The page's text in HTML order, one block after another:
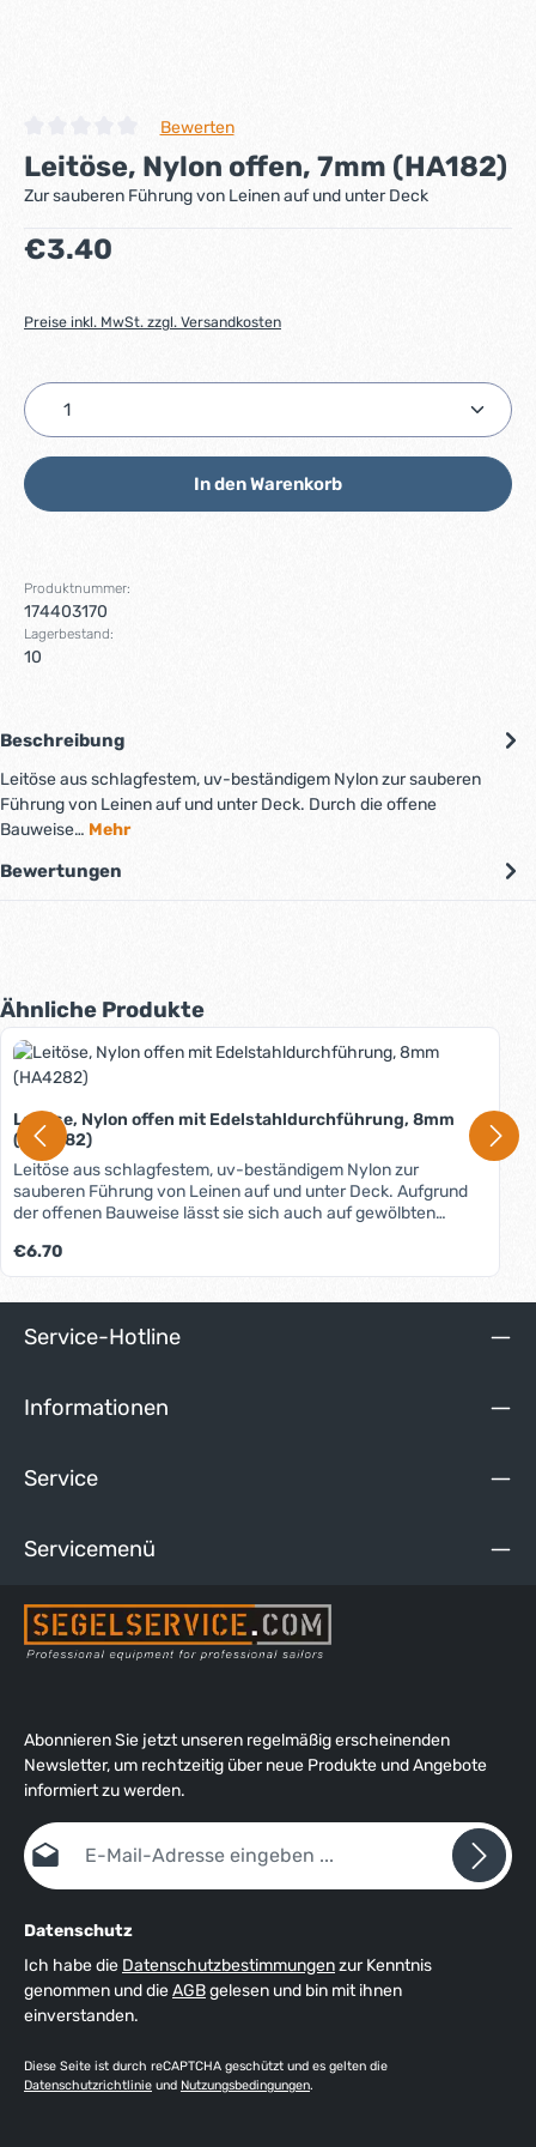
Durchschnittliche Bewertung von 0 von 5 Sternen
Bewerten
Leitöse, Nylon offen, 7mm (HA182)
Zur sauberen Führung von Leinen auf und unter Deck
Regulärer Preis:
€3.40
Preise inkl. MwSt. zzgl. Versandkosten
Produkt Anzahl: Gib den gewünschten Wert ein
In den Warenkorb
Produktnummer:
174403170
Lagerbestand:
10
Beschreibung
Leitöse aus schlagfestem, uv-beständigem Nylon zur sauberen
Führung von Leinen auf und unter Deck. Durch die offene
Bauweise… Mehr
Bewertungen
Produktgalerie überspringen
Ähnliche Produkte
Leitöse, Nylon offen mit Edelstahldurchführung, 8mm
(HA4282)
Leitöse aus schlagfestem, uv-beständigem Nylon zur
sauberen Führung von Leinen auf und unter Deck. Aufgrund
der offenen Bauweise lässt sie sich auch auf gewölbten
ist sie besonders geeignet für Leinen: - mit rauher Oberfläche,
- aus abriebfester Hochleistungsfaser, - die schnell laufen, -
die umgelenkt werden.
Regulärer Preis:
€6.70
Service-Hotline
Informationen
Service
Servicemenü
Abonnieren Sie jetzt unseren regelmäßig erscheinenden
Newsletter, um rechtzeitig über neue Produkte und Angebote
informiert zu werden.
E-Mail-Adresse*
Datenschutz
Ich habe die Datenschutzbestimmungenzur Kenntnis
genommen und dieAGBgelesen und bin mit ihnen
einverstanden.
Diese Seite ist durch reCAPTCHA geschützt und es gelten die
Datenschutzrichtlinie und Nutzungsbedingungen.